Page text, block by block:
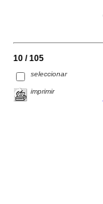
10 / 105
seleccionar
imprimir